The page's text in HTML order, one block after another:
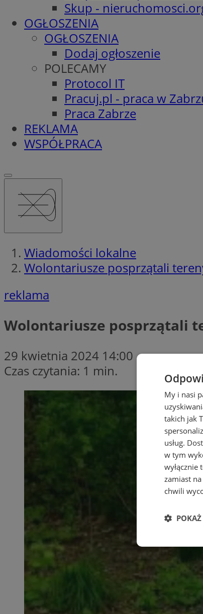
Skup -
OGŁOSZENIA
OGŁOSZENIA
Dodaj ogłoszenie
POLECAMY
Protocol IT
Pracuj.pl - praca w
Praca Zabrze
REKLAMA
WSPÓŁPRACA
Wiadomości lokalne
Wolontariusze posprzątali
reklama
Wolontariusze posprzątali
29 kwietnia 2024 14:00
Czas czytania: 1 min.
My i nasi
takich jak
usług.
w tym
zamiast
chwili
POKAŻ